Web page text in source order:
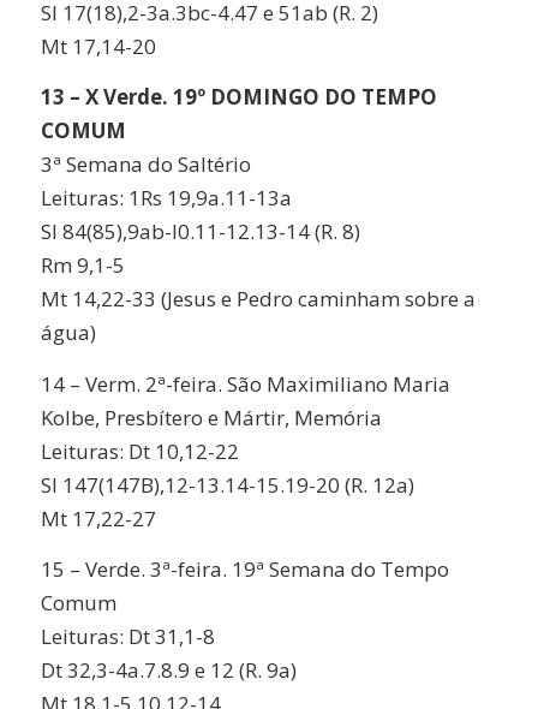
Sl 17(18),2-3a.3bc-4.47 e 51ab (R. 2)
Mt 17,14-20
13 – X Verde. 19º DOMINGO DO TEMPO
COMUM
3ª Semana do Saltério
Leituras: 1Rs 19,9a.11-13a
Sl 84(85),9ab-l0.11-12.13-14 (R. 8)
Rm 9,1-5
Mt 14,22-33 (Jesus e Pedro caminham sobre a
água)
14 – Verm. 2ª-feira. São Maximiliano Maria
Kolbe, Presbítero e Mártir, Memória
Leituras: Dt 10,12-22
Sl 147(147B),12-13.14-15.19-20 (R. 12a)
Mt 17,22-27
15 – Verde. 3ª-feira. 19ª Semana do Tempo
Comum
Leituras: Dt 31,1-8
Dt 32,3-4a.7.8.9 e 12 (R. 9a)